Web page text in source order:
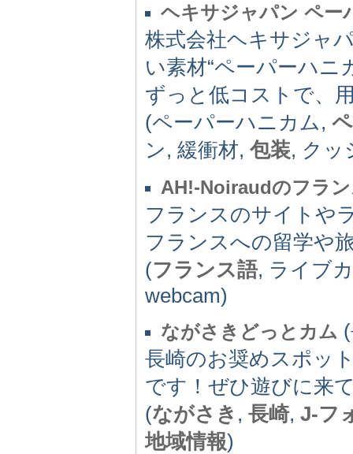
ヘキサジャパン ペー
株式会社ヘキサジャ
い素材“ペーパーハニ
ずっと低コストで、
(ペーパーハニカム,
ン, 緩衝材, 包装, クッ
AH!-Noiraudのフラ
フランスのサイトや
フランスへの留学や
(フランス語, ライブ
webcam)
ながさきどっとカム
長崎のお奨めスポッ
です！ぜひ遊びに来
(ながさき , 長崎, J-フ
地域情報)